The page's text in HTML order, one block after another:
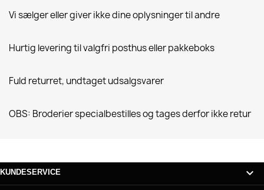
Vi sælger eller giver ikke dine oplysninger til andre
Hurtig levering til valgfri posthus eller pakkeboks
Fuld returret, undtaget udsalgsvarer
OBS: Broderier specialbestilles og tages derfor ikke retur
KUNDESERVICE
